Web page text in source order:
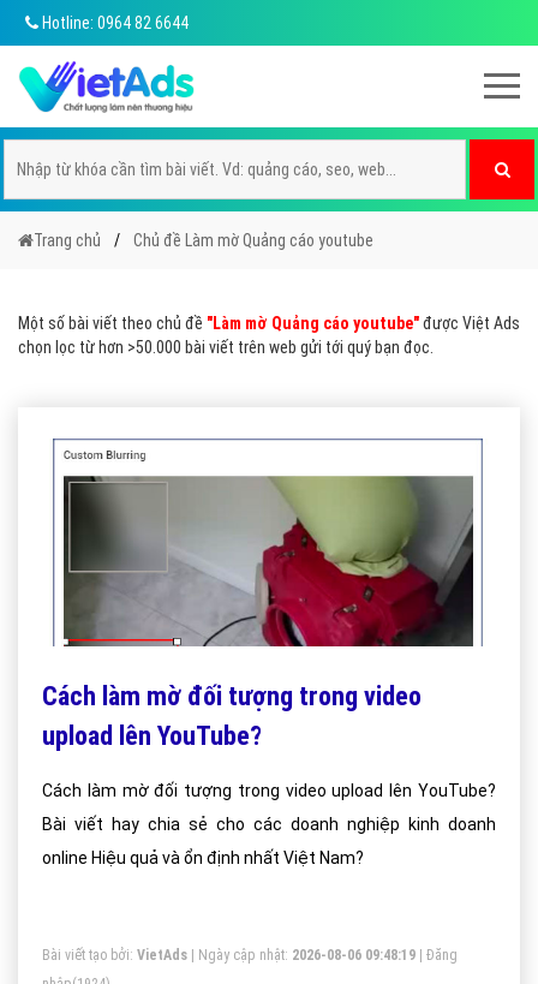
Hotline: 0964 82 6644
Trang chủ Chủ đề Làm mờ Quảng cáo youtube
Một số bài viết theo chủ đề "Làm mờ Quảng cáo youtube"được Việt Ads
chọn lọc từ hơn >50.000 bài viết trên web gửi tới quý bạn đọc.
Cách làm mờ đối tượng trong video
upload lên YouTube?
Cách làm mờ đối tượng trong video upload lên YouTube?
Bài viết hay chia sẻ cho các doanh nghiệp kinh doanh
online Hiệu quả và ổn định nhất Việt Nam?
Bài viết tạo bởi: VietAds | Ngày cập nhật: 2026-08-06 09:48:19
Đăng